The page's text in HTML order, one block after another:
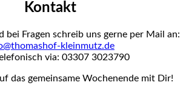
Kontakt
bei Fragen schreib uns gerne per Mail an:
kleinmutz.de
via: 03307 3023790
das gemeinsame Wochenende mit Dir!